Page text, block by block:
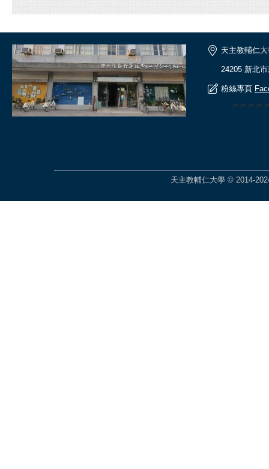
天主教輔仁
24205 新北
粉絲專頁
天主教輔仁大學 © 2014-